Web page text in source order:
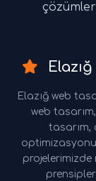
Elazığ web
web
tasarım,
projelerimizde